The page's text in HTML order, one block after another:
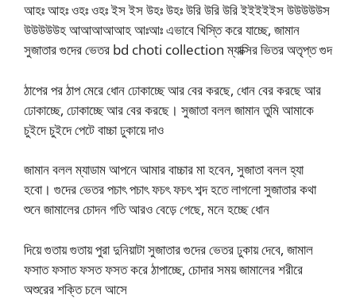
আহঃ আহঃ ওহঃ ওহঃ ইস ইস উহঃ উহঃ উরি উরি উরি ইইইইইস উউউউউস
উউউউউহ আআআআআহ আঃআঃ এভাবে খিস্তি করে যাচ্ছে, জামান
সুজাতার গুদের ভেতর bd choti collection ম্যাক্সির ভিতর অতৃপ্ত গুদ
ঠাপের পর ঠাপ মেরে ধোন ঢোকাচ্ছে আর বের করছে, ধোন বের করছে আর
ঢোকাচ্ছে, ঢোকাচ্ছে আর বের করছে। সুজাতা বলল জামান তুমি আমাকে
চুইদে চুইদে পেটে বাচ্চা ঢুকায়ে দাও
জামান বলল ম্যাডাম আপনে আমার বাচ্চার মা হবেন, সুজাতা বলল হ্যা
হবো। গুদের ভেতর পচাৎ পচাৎ ফচৎ ফচৎ শব্দ হতে লাগলো সুজাতার কথা
শুনে জামালের চোদন গতি আরও বেড়ে গেছে, মনে হচ্ছে ধোন
দিয়ে গুতায় গুতায় পুরা দুনিয়াটা সুজাতার গুদের ভেতর ঢুকায় দেবে, জামাল
ফসাত ফসাত ফসত ফসত করে ঠাপাচ্ছে, চোদার সময় জামালের শরীরে
অশুরের শক্তি চলে আসে